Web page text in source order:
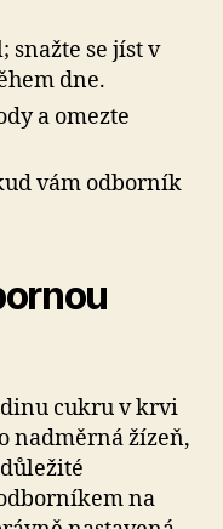
se jíst v
dne.
a omezte
vám odborník
cukru v krvi
nadměrná žízeň,
na